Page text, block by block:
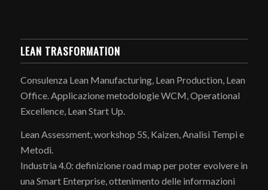
LEAN TRASFORMATION
Consulenza Lean Manufacturing, Lean Production, Lean
Office. Applicazione metodologie WCM, Operational
Excellence, Lean Start Up.
Lean Assessment, workshop 5S, Kaizen, Analisi Tempi e
Metodi.
Industria 4.0: definizione road map per poter evolvere in
una Smart Enterprise, ottenimento delle informazioni